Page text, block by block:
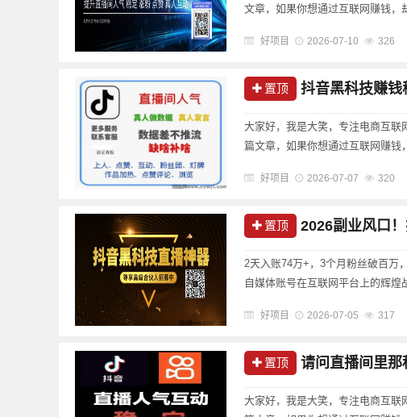
文章，如果你想通过互联网赚钱，
好项目 2026-07-10 326
置顶 抖音黑科技赚钱秘籍，带
大家好，我是大笑，专注电商互联
篇文章，如果你想通过互联网赚钱
好项目 2026-07-07 320
置顶 2026副业风口！揭秘抖
2天入账74万+，3个月粉丝破百万
自媒体账号在互联网平台上的辉
好项目 2026-07-05 317
置顶 请问直播间里那种
大家好，我是大笑，专注电商互联